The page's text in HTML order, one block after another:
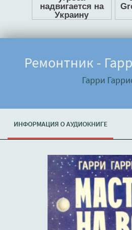
Ремонтник -
Гарри
ИНФОРМАЦИЯ О АУДИОКНИГЕ